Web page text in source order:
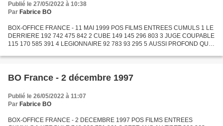
Publié le 27/05/2022 à 10:38
Par Fabrice BO
BOX-OFFICE FRANCE - 11 MAI 1999 POS FILMS ENTREES CUMULS 1 LE
DERRIERE 192 742 475 842 2 CUBE 149 145 296 803 3 JUGE COUPABLE
115 170 585 391 4 LEGIONNAIRE 92 783 93 295 5 AUSSI PROFOND QUE
BO France - 2 décembre 1997
Publié le 26/05/2022 à 11:07
Par Fabrice BO
BOX-OFFICE FRANCE - 2 DECEMBRE 1997 POS FILMS ENTREES